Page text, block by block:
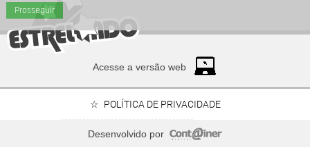
Prosseguir
Acesse a versão web
POLÍTICA DE PRIVACIDADE
Desenvolvido por